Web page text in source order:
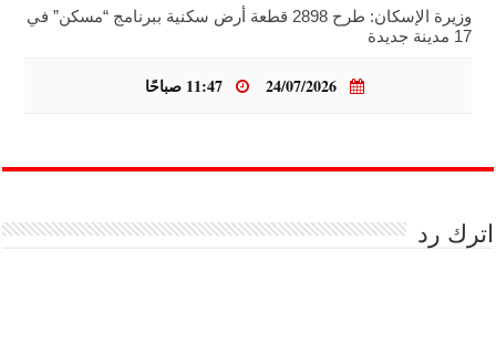
وزيرة الإسكان: طرح 2898 قطعة أرض سكنية ببرنامج “مسكن” في
17 مدينة جديدة
اترك رد